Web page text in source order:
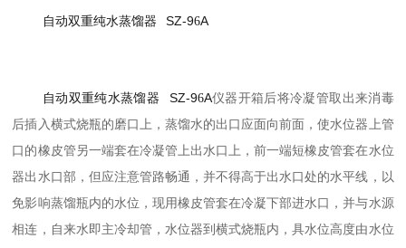
自动双重纯水蒸馏器 SZ-96A
自动双重纯水蒸馏器 SZ-96A仪器开箱后将冷凝管取出来消毒
后插入横式烧瓶的磨口上，蒸馏水的出口应面向前面，使水位器上管
口的橡皮管另一端套在冷凝管上出水口上，前一端短橡皮管套在水位
器出水口部，但应注意管路畅通，并不得高于出水口处的水平线，以
免影响蒸馏瓶内的水位，现用橡皮管套在冷凝下部进水口，并与水源
相连，自来水即主冷却管，水位器到横式烧瓶内，具水位高度由水位